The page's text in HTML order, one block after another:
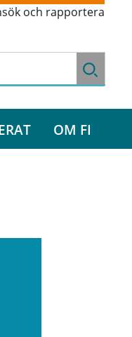
och rapportera
OM FI